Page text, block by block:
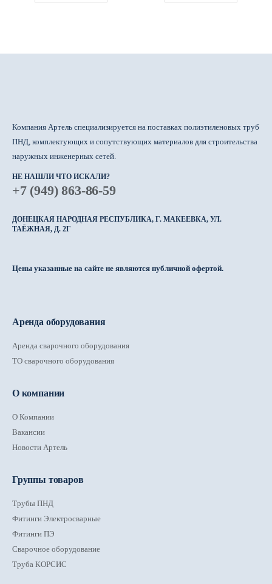
Компания Артель специализируется на поставках полиэтиленовых труб
ПНД, комплектующих и сопутствующих материалов для строительства
наружных инженерных сетей.
НЕ НАШЛИ ЧТО ИСКАЛИ?
+7 (949) 863-86-59
ДОНЕЦКАЯ НАРОДНАЯ РЕСПУБЛИКА, Г. МАКЕЕВКА, УЛ.
ТАЁЖНАЯ, Д. 2Г
Цены указанные на сайте не являются публичной офертой.
Аренда оборудования
Аренда сварочного оборудования
ТО сварочного оборудования
О компании
О Компании
Вакансии
Новости Артель
Группы товаров
Трубы ПНД
Фитинги Электросварные
Фитинги ПЭ
Сварочное оборудование
Труба КОРСИС